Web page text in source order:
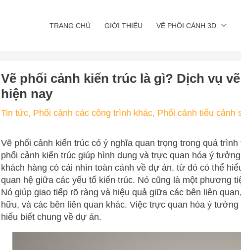
TRANG CHỦ GIỚI THIỆU VẼ PHỐI CẢNH 3D
Vẽ phối cảnh kiến trúc là gì? Dịch vụ
hiện nay
Tin tức, Phối cảnh các công trình khác, Phối cảnh tiểu cảnh
Vẽ phối cảnh kiến trúc có ý nghĩa quan trọng trong quá
phối cảnh kiến trúc giúp hình dung và trực quan hóa ý
khách hàng có cái nhìn toàn cảnh về dự án, từ đó có thể
quan hệ giữa các yếu tố kiến trúc. Nó cũng là một phương
Nó giúp giao tiếp rõ ràng và hiệu quả giữa các bên liên
hữu, và các bên liên quan khác. Việc trực quan hóa ý
hiểu biết chung về dự án.